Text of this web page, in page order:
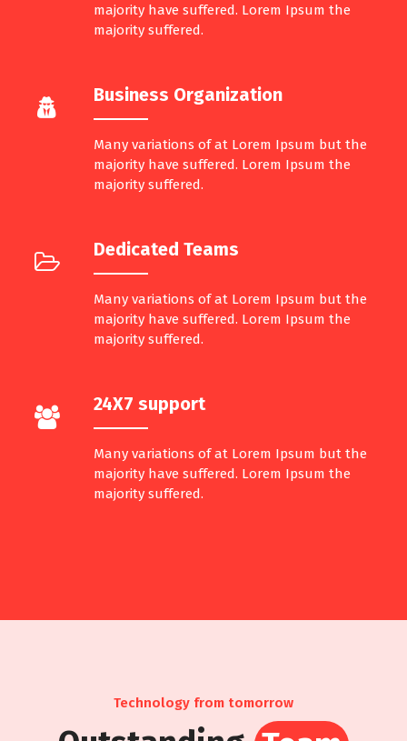
majority have suffered. Lorem Ipsum the
majority suffered.
Business Organization
Many variations of at Lorem Ipsum but the
majority have suffered. Lorem Ipsum the
majority suffered.
Dedicated Teams
Many variations of at Lorem Ipsum but the
majority have suffered. Lorem Ipsum the
majority suffered.
24X7 support
Many variations of at Lorem Ipsum but the
majority have suffered. Lorem Ipsum the
majority suffered.
Technology from tomorrow